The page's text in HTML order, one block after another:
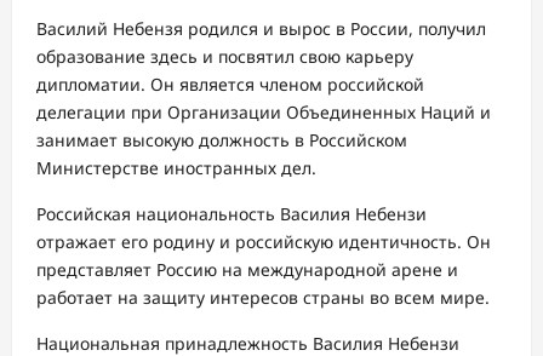
Василий Небензя родился и вырос в России, получил
образование здесь и посвятил свою карьеру
дипломатии. Он является членом российской
делегации при Организации Объединенных Наций и
занимает высокую должность в Российском
Министерстве иностранных дел.
Российская национальность Василия Небензи
отражает его родину и российскую идентичность. Он
представляет Россию на международной арене и
работает на защиту интересов страны во всем мире.
Национальная принадлежность Василия Небензи